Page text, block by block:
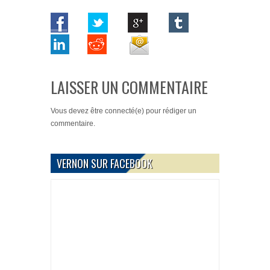
LAISSER UN COMMENTAIRE
Vous devez être connecté(e) pour rédiger un
commentaire.
VERNON SUR FACEBOOK